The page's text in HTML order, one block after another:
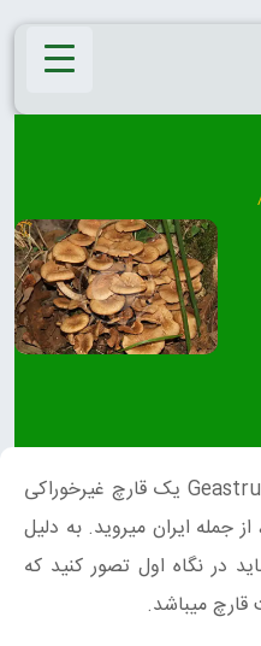
قارچ ستاره زمینی با نام علمی Geastrum یک قارچ غیرخوراکی
جمله ایران میروید. به دلیل
در نگاه اول تصور کنید که
میباشد.